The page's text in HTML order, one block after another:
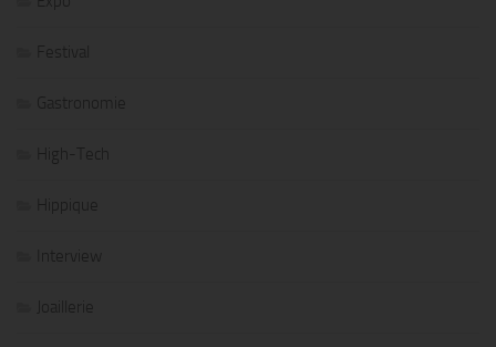
Festival
Gastronomie
High-Tech
Hippique
Interview
Joaillerie